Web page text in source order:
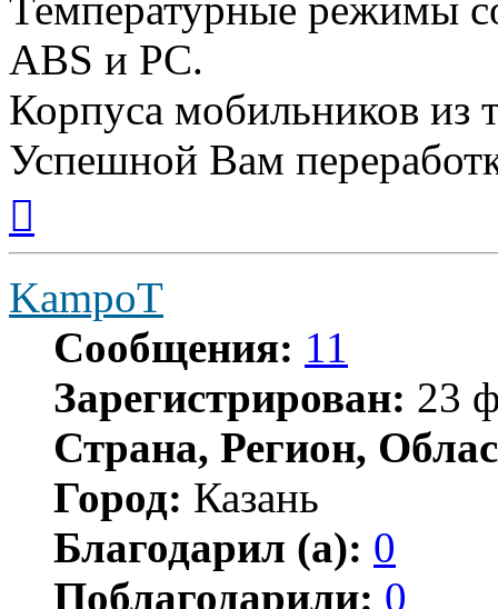
ABS и PC.
Корпуса мобильников из
Успешной Вам
началу
KampoT
Сообщения: 11
Зарегистрирован: 23
Страна, Регион,
Город: Казань
Благодарил (а): 0
Поблагодарили: 0